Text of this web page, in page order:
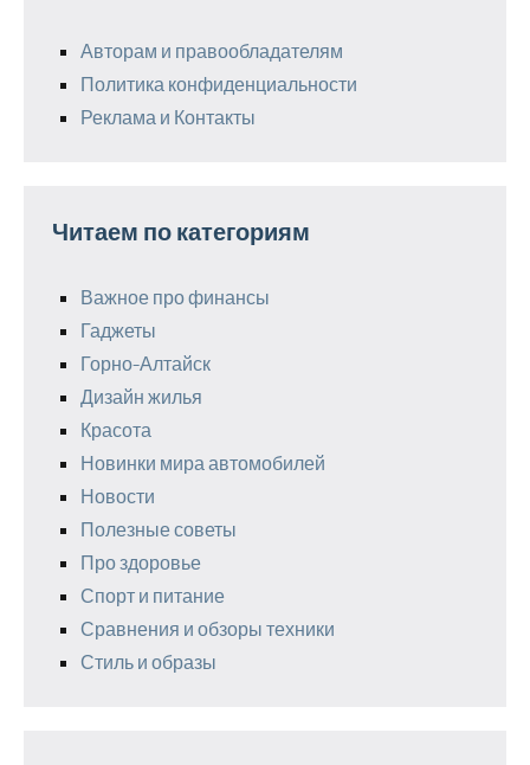
Авторам и правообладателям
Политика конфиденциальности
Реклама и Контакты
Читаем по категориям
Важное про финансы
Гаджеты
Горно-Алтайск
Дизайн жилья
Красота
Новинки мира автомобилей
Новости
Полезные советы
Про здоровье
Спорт и питание
Сравнения и обзоры техники
Стиль и образы